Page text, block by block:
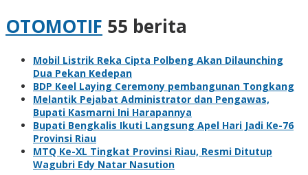
OTOMOTIF 55 berita
Mobil Listrik Reka Cipta Polbeng Akan Dilaunching
Dua Pekan Kedepan
BDP Keel Laying Ceremony pembangunan Tongkang
Melantik Pejabat Administrator dan Pengawas,
Bupati Kasmarni Ini Harapannya
Bupati Bengkalis Ikuti Langsung Apel Hari Jadi Ke-76
Provinsi Riau
MTQ Ke-XL Tingkat Provinsi Riau, Resmi Ditutup
Wagubri Edy Natar Nasution